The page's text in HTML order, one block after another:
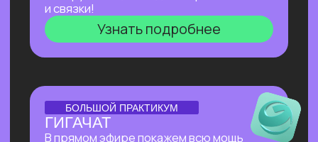
Старт в нейросетях— простое введение
в мир нейросетей. Основные принципы,
полезные рекомендации и советы по работе
с нейросетями для тех, кто делает первые
Нейросети для разработки и IT—
углубленное изучение ИИ для решения
сложных задач: генерации медиаконтента,
глубокого анализа данных, разработки
автономных систем.